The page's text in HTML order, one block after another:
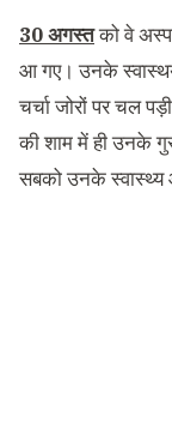
30 अगस्तको वे
आ गए। उनके
चर्चा जोरों पर चल
की शाम में ही उनके
सबको उनके स्वास्थ्य